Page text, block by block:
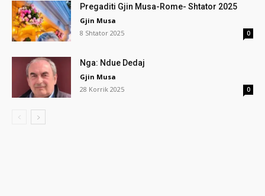
Pregaditi Gjin Musa-Rome- Shtator 2025
Gjin Musa
8 Shtator 2025
0
Nga: Ndue Dedaj
Gjin Musa
28 Korrik 2025
0